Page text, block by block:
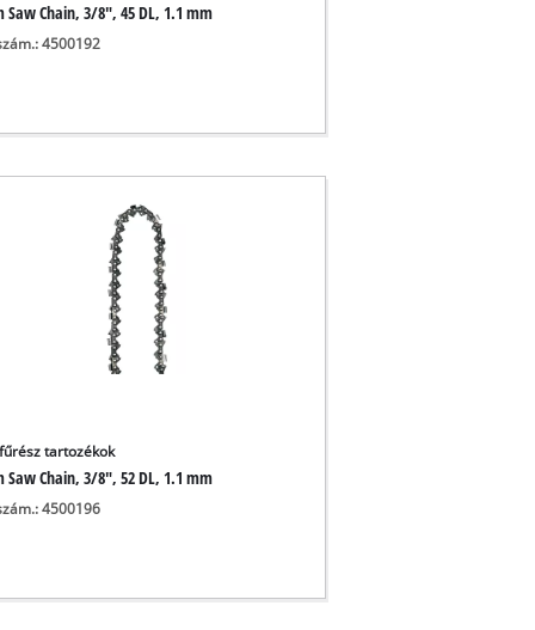
Saw Chain, 3/8", 45 DL, 1.1 mm
4500192
tartozékok
Saw Chain, 3/8", 52 DL, 1.1 mm
4500196